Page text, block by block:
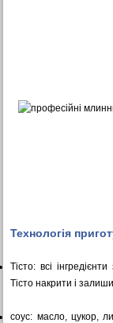
Технологія
Тісто: всі
Тісто накрити і
соус: масло, цукор,